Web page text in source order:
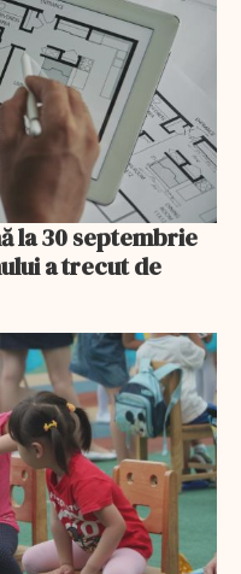
la 30 septembrie
a trecut de